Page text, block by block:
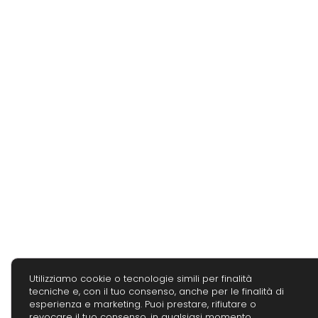
Utilizziamo cookie o tecnologie simili per finalità
tecniche e, con il tuo consenso, anche per le finalità di
esperienza e marketing. Puoi prestare, rifiutare o